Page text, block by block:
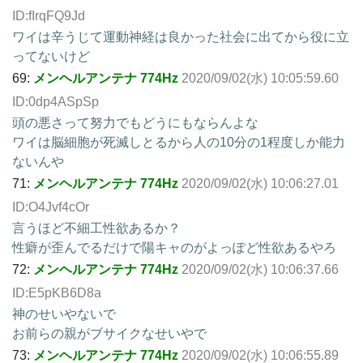
ID:fIrqFQ9Jd
ワイは辛うじて運動神経は良かった社会に出てから役に立
ってないけど
69: メンヘルアンテナ 774Hz 2020/09/02(水) 10:05:59.60
ID:0dp4ASpSp
頭の悪さって努力でもどうにもならんよな
ワイは脳細胞が死滅しとるから人の10分の1程度しか能力
ないんや
71: メンヘルアンテナ 774Hz 2020/09/02(水) 10:06:27.01
ID:O4Jvf4cOr
言うほど不細工性欲あるか？
性癖が歪んでるだけで陽キャのがよっぽど性欲あるやろ
72: メンヘルアンテナ 774Hz 2020/09/02(水) 10:06:37.66
ID:E5pKB6D8a
神のせいやないで
お前らの親がブサイクなせいやで
73: メンヘルアンテナ 774Hz 2020/09/02(水) 10:06:55.89